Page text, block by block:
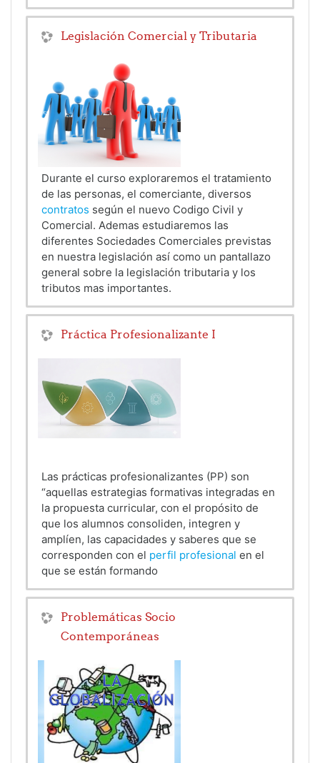
Legislación Comercial y Tributaria
Durante el curso exploraremos el tratamiento
de las personas, el comerciante, diversos
contratos según el nuevo Codigo Civil y
Comercial. Ademas estudiaremos las
diferentes Sociedades Comerciales previstas
en nuestra legislación así como un pantallazo
general sobre la legislación tributaria y los
tributos mas importantes.
Práctica Profesionalizante I
Las prácticas profesionalizantes (PP) son
“aquellas estrategias formativas integradas en
la propuesta curricular, con el propósito de
que los alumnos consoliden, integren y
amplíen, las capacidades y saberes que se
corresponden con el perfil profesional en el
que se están formando
Problemáticas Socio
Contemporáneas